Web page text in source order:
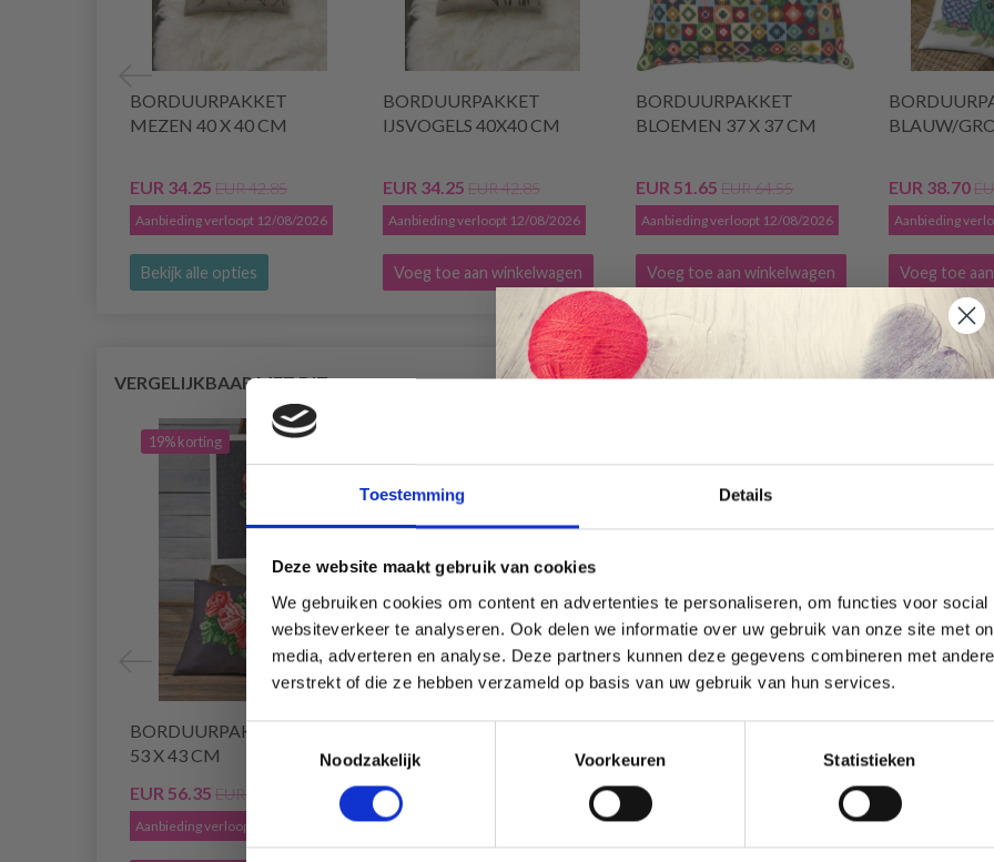
Toestemming Details
Deze website maakt gebruik van cookies
We gebruiken cookies om content en advertenties te personaliseren, om functies voor social
websiteverkeer te analyseren. Ook delen we informatie over uw gebruik van onze site met
media, adverteren en analyse. Deze partners kunnen deze gegevens combineren met
verstrekt of die ze hebben verzameld op basis van uw gebruik van hun services.
Toestemmingsselectie
Noodzakelijk
Voorkeuren Statistieken
BORDUURPAKKET
MEZEN 40 X 40 CM
EUR 34.25 EUR 42.85
Aanbieding verloopt 12/08/2026
Bekijk alle opties
BORDUURPAKKET
IJSVOGELS 40X40 CM
EUR 34.25 EUR 42.85
Aanbieding verloopt 12/08/2026
Voeg toe aan winkelwagen
BORDUURPAKKET
BLOEMEN 37 X 37 CM
EUR 51.65 EUR 64.55
Aanbieding verloopt 12/08/2026
Voeg toe aan winkelwagen
BLAUW/
EUR 38.70
Aanbieding
Voeg toe
VERGELIJKBAAR MET DIT
19% korting
BORDUURPAKKET RODE ROZEN
53 X 43 CM
EUR 56.35 EUR 70.40
Aanbieding verloopt 12/08/2026
ROZEN 43 X 43 CM
EUR 61.30
Aanbieding verloopt 12/08/2026
36 X 30 CM
EUR 25.70EUR 32.15
Aanbieding verloopt 12/08/2026
Économisez jusqu'à 50 %
offres limitées en vous inscrivant à notre
newsletter gratuite !
Oui, inscrivez-moi !